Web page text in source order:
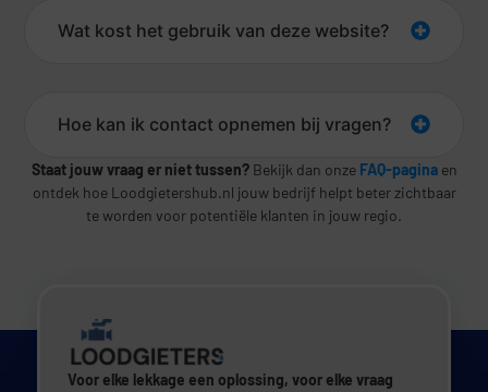
Wat kost het gebruik van deze website?
Hoe kan ik contact opnemen bij vragen?
Staat jouw vraag er niet tussen?Bekijk dan onze FAQ-paginaen
ontdek hoe Loodgietershub.nl jouw bedrijf helpt beter zichtbaar
te worden voor potentiële klanten in jouw regio.
Voor elke lekkage een oplossing, voor elke vraag